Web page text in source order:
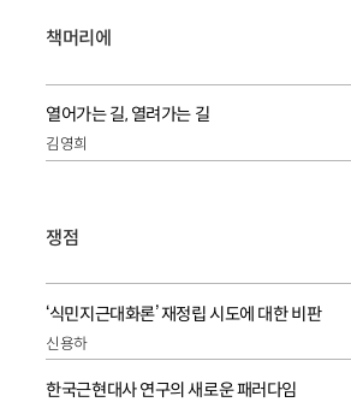
책머리에
열어가는 길, 열려가는 길
김영희
쟁점
‘식민지근대화론’ 재정립 시도에 대한 비판
신용하
한국근현대사 연구의 새로운 패러다임